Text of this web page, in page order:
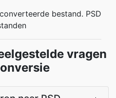
bestand. PSD
vragen